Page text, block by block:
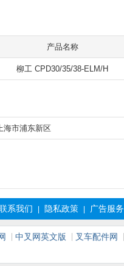
产品名称
柳工 CPD30/35/38-ELM/H
海市浦东新区
系我们 隐私政策 广告服务
中叉网英文版 叉车配件网